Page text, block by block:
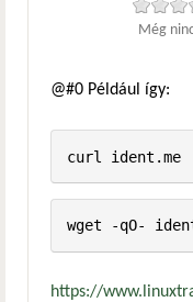
Még
@#0 Például így:
curl ident.me
https://